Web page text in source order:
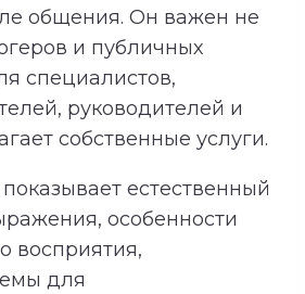
общения. Он важен не
и публичных
специалистов,
руководителей и
собственные услуги.
естественный
особенности
восприятия,
для